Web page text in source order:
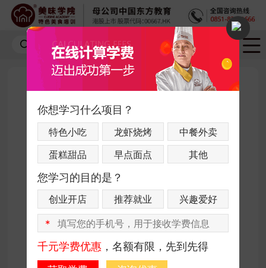
周婕
饮品大师
荣誉及获奖情况：
2014年-2016年 厦门熊先森咖啡馆培训师、
2016年-2017年 厦门反正咖啡馆培训师、品
控
2017年-2018年《咖啡精品生活》公众号特
约撰稿人
2018年至今 任职美味学院高级咖啡讲师
你想学习什么项目？
特色小吃 龙虾烧烤
中餐外卖
蛋糕甜品
早点面点 其他
您学习的目的是？
创业开店 推荐就业 兴趣爱好
*
千元学费优惠，名额有限，先到先得